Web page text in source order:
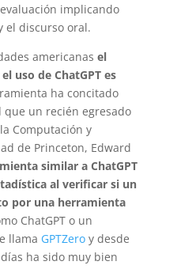
implicando
el discurso oral.
americanas el
uso de ChatGPT es
ha concitado
un recién egresado
Computación y
de Princeton, Edward
similar a ChatGPT
al verificar si un
por una herramienta
ChatGPT o un
llama GPTZeroy desde
ha sido muy bien